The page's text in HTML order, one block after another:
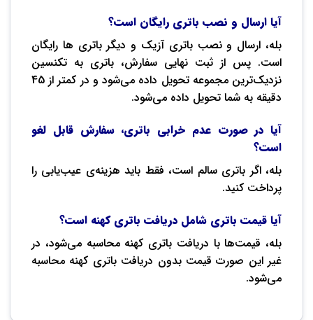
آیا ارسال و نصب باتری رایگان است؟
بله، ارسال و نصب باتری آزیک و دیگر باتری ها رایگان
است. پس از ثبت نهایی سفارش، باتری به تکنسین
نزدیک‌ترین مجموعه تحویل داده می‌شود و در کمتر از 45
دقیقه به شما تحویل داده می‌شود.
آیا در صورت عدم خرابی باتری، سفارش قابل لغو
است؟
بله، اگر باتری سالم است، فقط باید هزینه‌ی عیب‌یابی را
پرداخت کنید.
آیا قیمت باتری شامل دریافت باتری کهنه است؟
بله، قیمت‌ها با دریافت باتری کهنه محاسبه می‌شود، در
غیر این صورت قیمت بدون دریافت باتری کهنه محاسبه
می‌شود.